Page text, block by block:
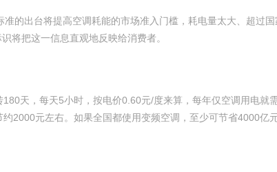
的出台将提高空调耗能的市场准入门槛，耗电量太大、超过
将把这一信息直观地反映给消费者。
天，每天5小时，按电价0.60元/度来算，每年仅空调用电就
2000元左右。如果全国都使用变频空调，至少可节省4000亿元